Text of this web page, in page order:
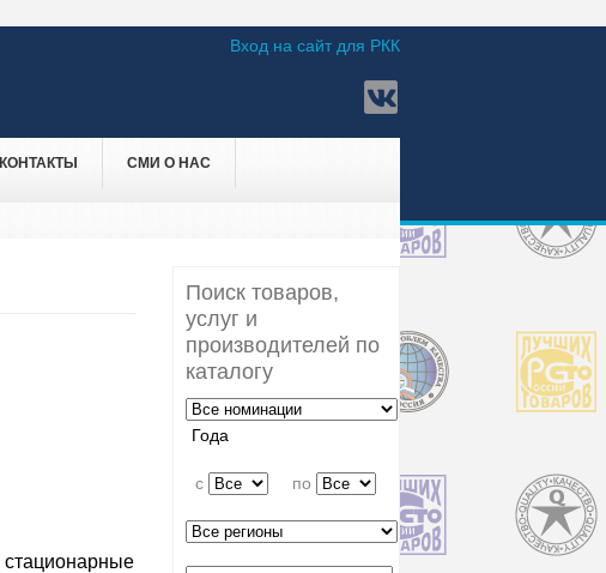
Вход на сайт для РКК
КОНТАКТЫ СМИ О НАС
Поиск товаров,
услуг и
производителей по
каталогу
Года
c по